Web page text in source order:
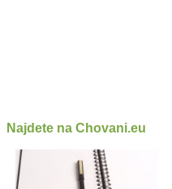
Najdete na Chovani.eu